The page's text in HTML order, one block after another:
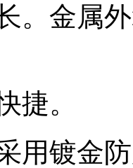
。金属
捷。
用镀金